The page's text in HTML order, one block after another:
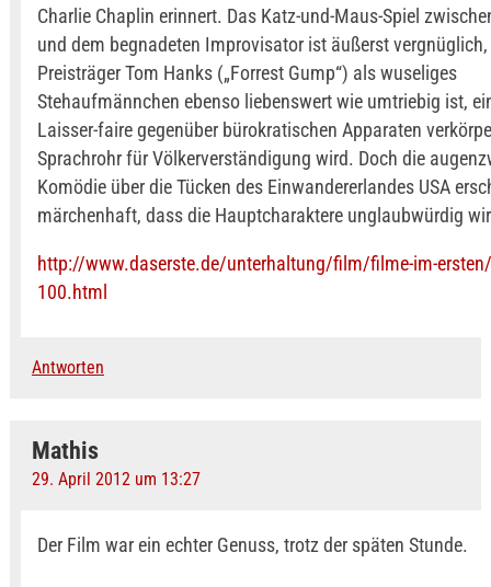
Charlie Chaplin erinnert. Das Katz-und-Maus-Spiel
und dem begnadeten Improvisator ist äußerst
Preisträger Tom Hanks („Forrest Gump“) als wuseliges
Stehaufmännchen ebenso liebenswert wie umtriebig ist,
Laisser-faire gegenüber bürokratischen Apparaten
Sprachrohr für Völkerverständigung wird. Doch die
Komödie über die Tücken des Einwandererlandes USA
märchenhaft, dass die Hauptcharaktere unglaubwürdig
http://www.daserste.de/unterhaltung/film/filme-im-
100.html
Antworten
Mathis
29. April 2012 um 13:27
Der Film war ein echter Genuss, trotz der späten Stunde.